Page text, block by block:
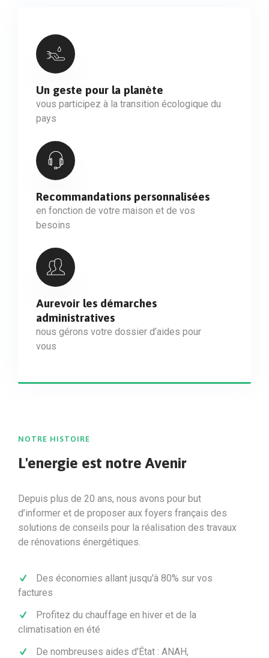
Un geste pour la planète
vous participez à la transition écologique du
pays
Recommandations personnalisées
en fonction de votre maison et de vos
besoins
Aurevoir les démarches
administratives
nous gérons votre dossier d’aides pour
vous
NOTRE HISTOIRE
L'energie est notre Avenir
Depuis plus de 20 ans, nous avons pour but
d’informer et de proposer aux foyers français des
solutions de conseils pour la réalisation des travaux
de rénovations énergétiques.
Des économies allant jusqu'à 80% sur vos
factures
Profitez du chauffage en hiver et de la
climatisation en été
De nombreuses aides d'État : ANAH,